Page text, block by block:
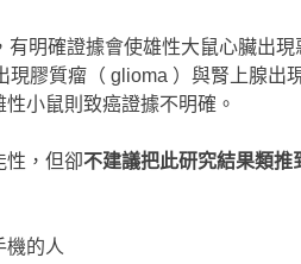
明確證據會使雄性大鼠心臟出現
膠質瘤（ glioma ）與腎上腺出
小鼠則致癌證據不明確。
性，但卻不建議把此研究結果類推
機的人